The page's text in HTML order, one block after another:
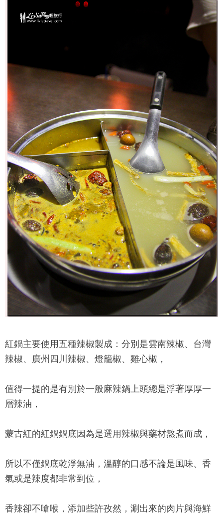
紅鍋主要使用五種辣椒製成：分別是雲南辣椒、台灣
辣椒、廣州四川辣椒、燈籠椒、雞心椒，
值得一提的是有別於一般麻辣鍋上頭總是浮著厚厚一
層辣油，
蒙古紅的紅鍋鍋底因為是選用辣椒與藥材熬煮而成，
所以不僅鍋底乾淨無油，溫醇的口感不論是風味、香
氣或是辣度都非常到位，
香辣卻不嗆喉，添加些許孜然，涮出來的肉片與海鮮